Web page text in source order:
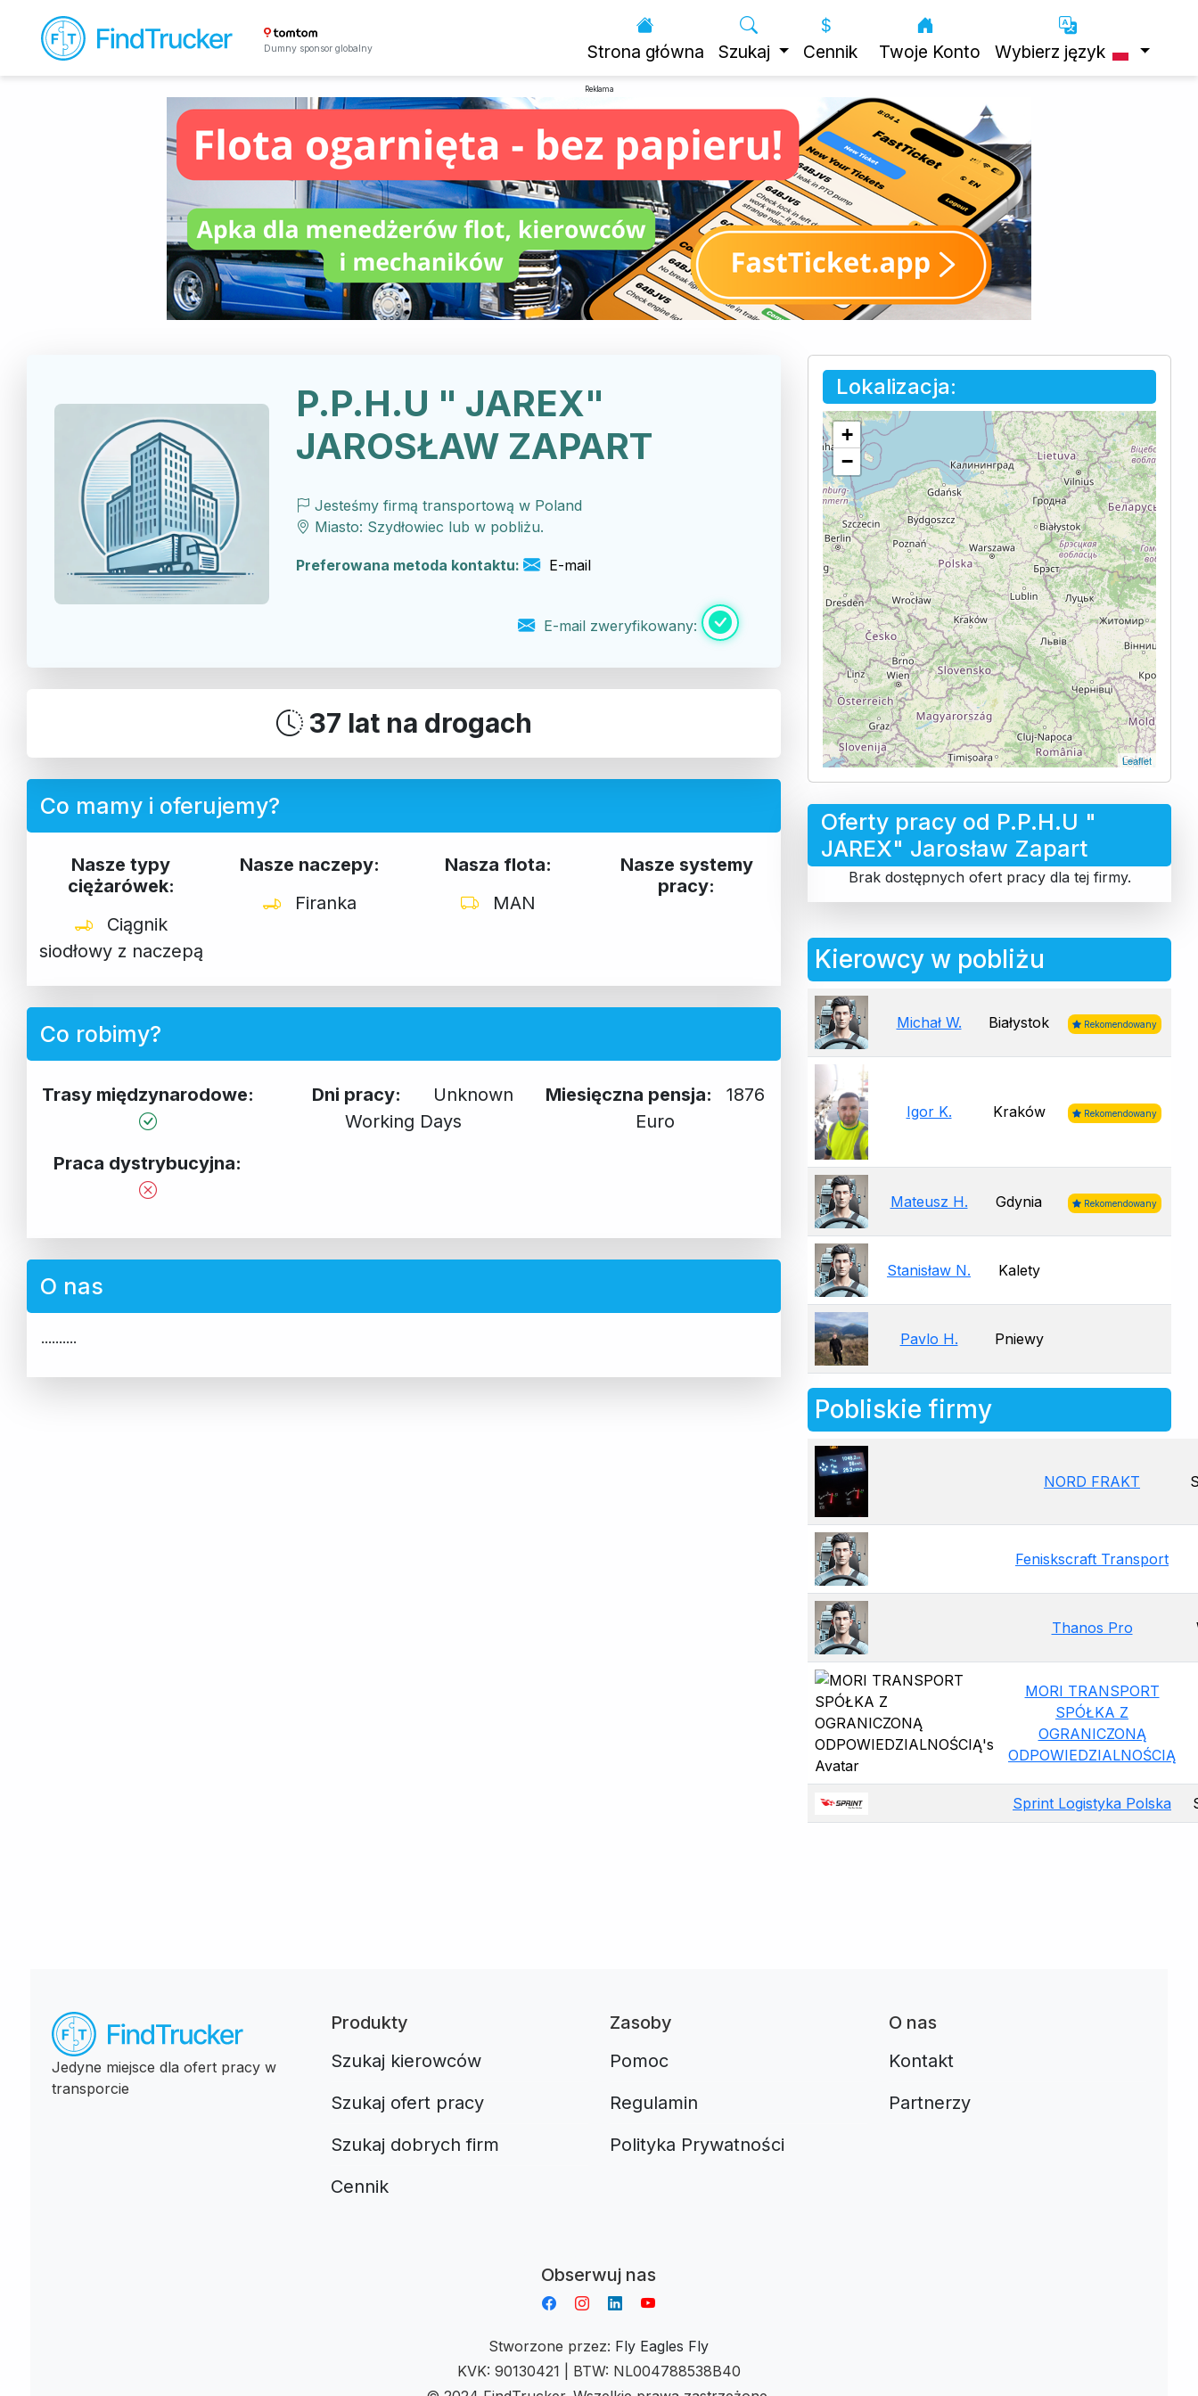
Dumny sponsor globalny Strona główna Szukaj Cennik Twoje Konto Wybierz język
Reklama
P.P.H.U " JAREX"
JAROSŁAW ZAPART
Jesteśmy firmą transportową w Poland
Miasto: Szydłowiec lub w pobliżu.
Preferowana metoda kontaktu: E-mail
E-mail zweryfikowany:
37 lat na drogach
Co mamy i oferujemy?
Nasze typy
ciężarówek:
Ciągnik
siodłowy z naczepą
Nasze naczepy:
Firanka
Nasza flota:
MAN
Nasze systemy
pracy:
Co robimy?
Trasy międzynarodowe:
Praca dystrybucyjna:
Dni pracy:
Unknown
Working Days
Miesięczna pensja:
1876
Euro
O nas
..........
Lokalizacja:
+
−
Leaflet
Oferty pracy od P.P.H.U "
JAREX" Jarosław Zapart
Brak dostępnych ofert pracy dla tej firmy.
Kierowcy w pobliżu
Michał W. Białystok Rekomendowany
Igor K. Kraków Rekomendowany
Mateusz H. Gdynia Rekomendowany
Stanisław N. Kalety
Pavlo H. Pniewy
Pobliskie firmy
NORD FRAKT
Feniskscraft Transport
Thanos Pro
MORI TRANSPORT
SPÓŁKA Z
OGRANICZONĄ
ODPOWIEDZIALNOŚCIĄ
Sprint Logistyka Polska
Jedyne miejsce dla ofert pracy w
transporcie
Produkty
Szukaj kierowców
Szukaj ofert pracy
Szukaj dobrych firm
Cennik
Zasoby
Pomoc
Regulamin
Polityka Prywatności
O nas
Kontakt
Partnerzy
Obserwuj nas
Stworzone przez: Fly Eagles Fly
KVK: 90130421 | BTW: NL004788538B40